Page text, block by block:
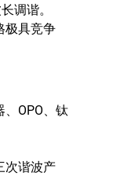
调谐。
极具竞争
OPO、钛
次谐波产